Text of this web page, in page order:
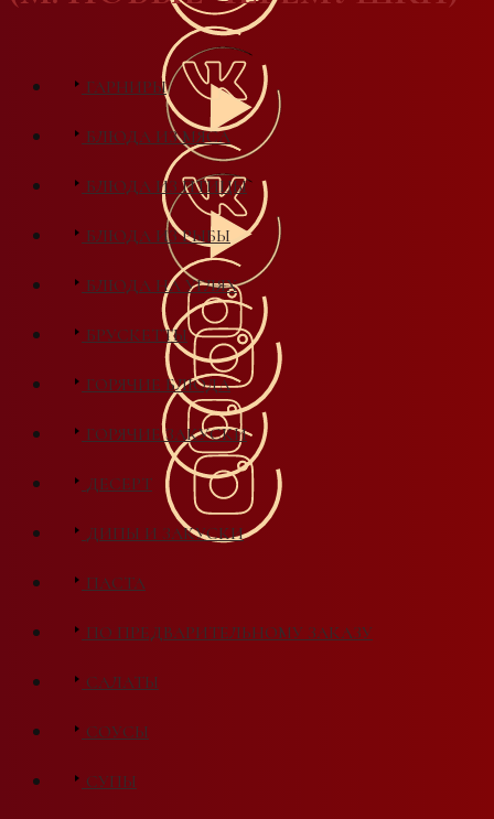
ГАРНИРЫ
БЛЮДА ИЗ МЯСА
БЛЮДА ИЗ ПТИЦЫ
БЛЮДА ИЗ РЫБЫ
БЛЮДА НА УГЛЯХ
БРУСКЕТТЫ
ГОРЯЧИЕ БЛЮДА
ГОРЯЧИЕ ЗАКУСКИ
ДЕСЕРТ
ДИПЫ И ЗАКУСКИ
ПАСТА
ПО ПРЕДВАРИТЕЛЬНОМУ ЗАКАЗУ
САЛАТЫ
СОУСЫ
СУПЫ